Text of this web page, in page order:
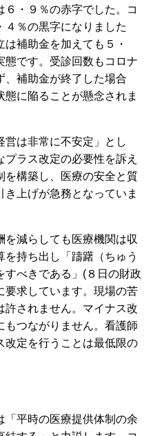
・９％の赤字でした。コ
４％の黒字になりました
補助金を加えても５・
態です。受診回数もコロナ
、補助金が終了した場合
に陥ることが懸念されま
は非常に不安定」とし
ラス改定の必要性を訴え
を構築し、医療の安全と質
上げが急務となっていま
減らしても医療機関は収
を持ち出し「躊躇（ちゅう
すべきである」(８日の財政
要求しています。現場の苦
許されません。マイナス改
もつながりません。看護師
改定を行うことは最低限の
平時の医療提供体制の余